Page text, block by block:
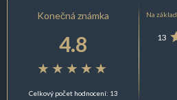
Konečná známka
4.8
Celkový počet hodnocení: 13
Na
13